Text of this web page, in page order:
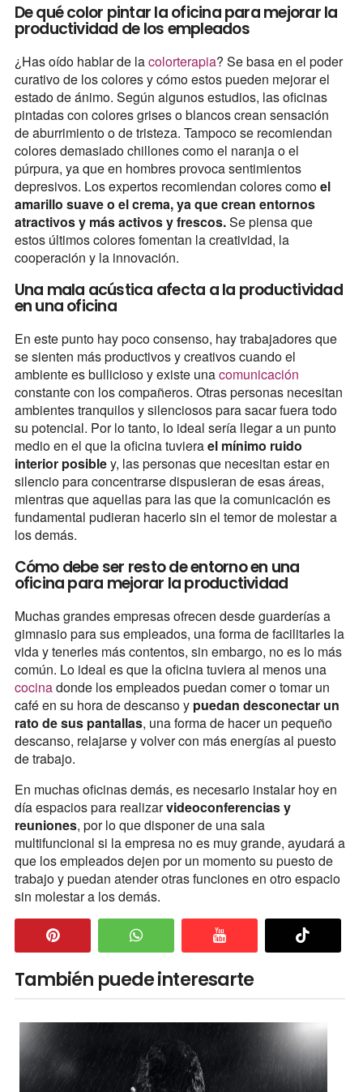
De qué color pintar la oficina para mejorar la
productividad de los empleados
¿Has oído hablar de lacolorterapia? Se basa en el poder
curativo de los colores y cómo estos pueden mejorar el
estado de ánimo. Según algunos estudios, las oficinas
pintadas con colores grises o blancos crean sensación
de aburrimiento o de tristeza. Tampoco se recomiendan
colores demasiado chillones como el naranja o el
púrpura, ya que en hombres provoca sentimientos
depresivos. Los expertos recomiendan colores comoel
amarillo suave o el crema, ya que crean entornos
atractivos y más activos y frescos.Se piensa que
estos últimos colores fomentan la creatividad, la
cooperación y la innovación.
Una mala acústica afecta a la productividad
en una oficina
En este punto hay poco consenso, hay trabajadores que
se sienten más productivos y creativos cuando el
ambiente es bullicioso y existe unacomunicación
constante con los compañeros. Otras personas necesitan
ambientes tranquilos y silenciosos para sacar fuera todo
su potencial. Por lo tanto, lo ideal sería llegar a un punto
medio en el que la oficina tuvierael mínimo ruido
interior posibley, las personas que necesitan estar en
silencio para concentrarse dispusieran de esas áreas,
mientras que aquellas para las que la comunicación es
fundamental pudieran hacerlo sin el temor de molestar a
los demás.
Cómo debe ser resto de entorno en una
oficina para mejorar la productividad
Muchas grandes empresas ofrecen desde guarderías a
gimnasio para sus empleados, una forma de facilitarles la
vida y tenerles más contentos, sin embargo, no es lo más
común. Lo ideal es que la oficina tuviera al menos una
cocinadonde los empleados puedan comer o tomar un
café en su hora de descanso y puedan desconectar un
rato de sus pantallas, una forma de hacer un pequeño
descanso, relajarse y volver con más energías al puesto
de trabajo.
En muchas oficinas demás, es necesario instalar hoy en
día espacios para realizarvideoconferencias y
reuniones, por lo que disponer de una sala
multifuncional si la empresa no es muy grande, ayudará a
que los empleados dejen por un momento su puesto de
trabajo y puedan atender otras funciones en otro espacio
sin molestar a los demás.
También puede interesarte